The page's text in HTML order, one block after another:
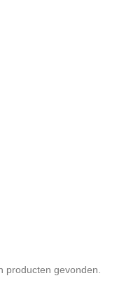
producten gevonden.